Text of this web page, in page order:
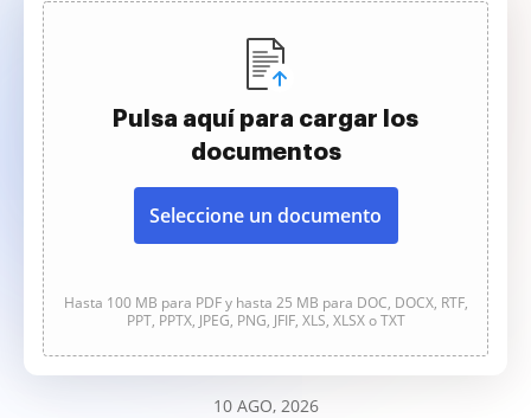
Pulsa aquí para cargar los
documentos
Seleccione un documento
Hasta 100 MB para PDF y hasta 25 MB para DOC, DOCX, RTF,
PPT, PPTX, JPEG, PNG, JFIF, XLS, XLSX o TXT
10 AGO, 2026